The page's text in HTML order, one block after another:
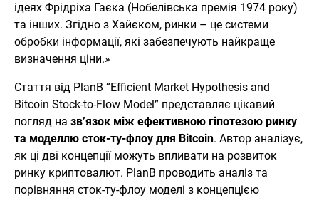
ідеях Фрідріха Гаєка (Нобелівська премія 1974 року)
та інших. Згідно з Хайєком, ринки – це системи
обробки інформації, які забезпечують найкраще
визначення ціни.»
Стаття від PlanB “Efficient Market Hypothesis and
Bitcoin Stock-to-Flow Model” представляє цікавий
погляд на зв’язок між ефективною гіпотезою ринку
та моделлю сток-ту-флоу для Bitcoin. Автор аналізує,
як ці дві концепції можуть впливати на розвиток
ринку криптовалют. PlanB проводить аналіз та
порівняння сток-ту-флоу моделі з концепцією